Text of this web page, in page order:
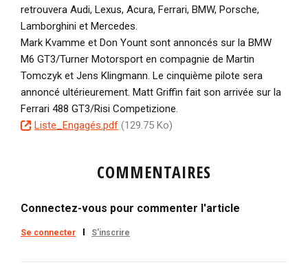
retrouvera Audi, Lexus, Acura, Ferrari, BMW, Porsche,
Lamborghini et Mercedes.
Mark Kvamme et Don Yount sont annoncés sur la BMW
M6 GT3/Turner Motorsport en compagnie de Martin
Tomczyk et Jens Klingmann. Le cinquième pilote sera
annoncé ultérieurement. Matt Griffin fait son arrivée sur la
Ferrari 488 GT3/Risi Competizione.
D
e
t
Liste_Engagés.pdf (129.75 Ko)
COMMENTAIRES
Connectez-vous pour commenter l'article
Se connecter S'inscrire